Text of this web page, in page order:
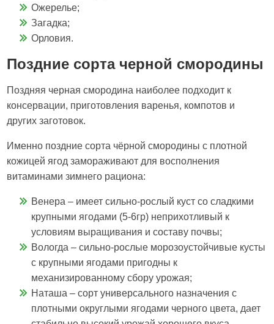
Ожерелье;
Загадка;
Орловия.
Поздние сорта черной смородины
Поздняя черная смородина наиболее подходит к
консервации, приготовления варенья, компотов и
других заготовок.
Именно поздние сорта чёрной смородины с плотной
кожицей ягод замораживают для восполнения
витаминами зимнего рациона:
Венера – имеет сильно-рослый куст со сладкими
крупными ягодами (5-6гр) неприхотливый к
условиям выращивания и составу почвы;
Вологда – сильно-рослые морозоустойчивые кусты
с крупными ягодами пригодны к
механизированному сбору урожая;
Наташа – сорт универсального назначения с
плотными округлыми ягодами черного цвета, дает